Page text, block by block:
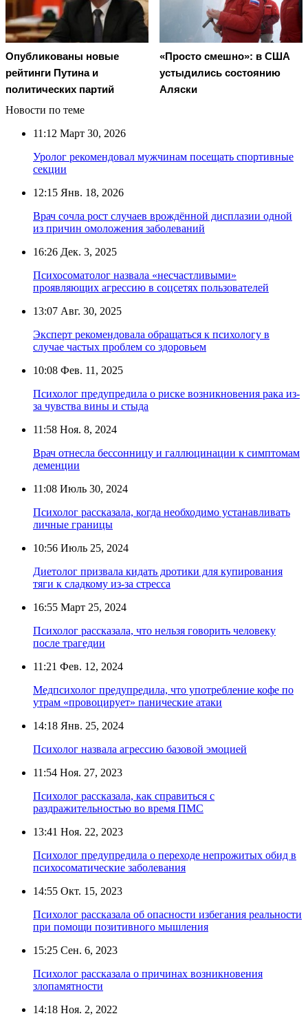
Опубликованы новые
рейтинги Путина и
политических партий
«Просто смешно»: в США
устыдились состоянию
Аляски
Новости по теме
11:12 Март 30, 2026
Уролог рекомендовал мужчинам посещать спортивные
секции
12:15 Янв. 18, 2026
Врач сочла рост случаев врождённой дисплазии одной
из причин омоложения заболеваний
16:26 Дек. 3, 2025
Психосоматолог назвала «несчастливыми»
проявляющих агрессию в соцсетях пользователей
13:07 Авг. 30, 2025
Эксперт рекомендовала обращаться к психологу в
случае частых проблем со здоровьем
10:08 Фев. 11, 2025
Психолог предупредила о риске возникновения рака из-
за чувства вины и стыда
11:58 Ноя. 8, 2024
Врач отнесла бессонницу и галлюцинации к симптомам
деменции
11:08 Июль 30, 2024
Психолог рассказала, когда необходимо устанавливать
личные границы
10:56 Июль 25, 2024
Диетолог призвала кидать дротики для купирования
тяги к сладкому из-за стресса
16:55 Март 25, 2024
Психолог рассказала, что нельзя говорить человеку
после трагедии
11:21 Фев. 12, 2024
Медпсихолог предупредила, что употребление кофе по
утрам «провоцирует» панические атаки
14:18 Янв. 25, 2024
Психолог назвала агрессию базовой эмоцией
11:54 Ноя. 27, 2023
Психолог рассказала, как справиться с
раздражительностью во время ПМС
13:41 Ноя. 22, 2023
Психолог предупредила о переходе непрожитых обид в
психосоматические заболевания
14:55 Окт. 15, 2023
Психолог рассказала об опасности избегания реальности
при помощи позитивного мышления
15:25 Сен. 6, 2023
Психолог рассказала о причинах возникновения
злопамятности
14:18 Ноя. 2, 2022